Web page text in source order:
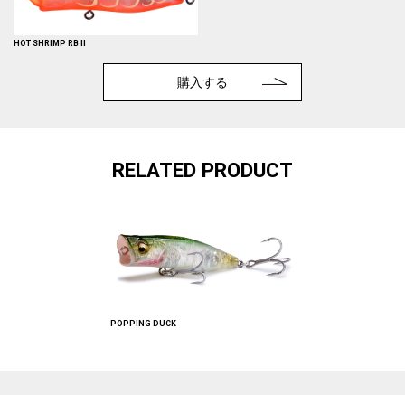
HOT SHRIMP RB II
購入する
RELATED PRODUCT
POPPING DUCK